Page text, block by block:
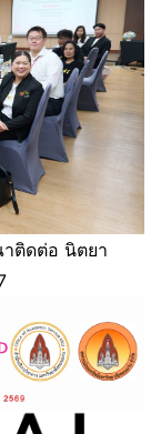
ติดต่อ นิตยา